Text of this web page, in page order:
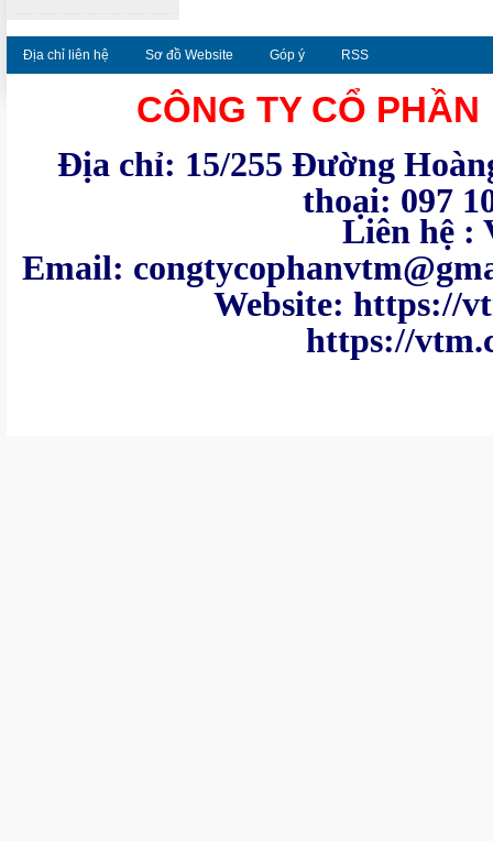
Địa chỉ liên hệ Sơ đồ Website Góp ý RSS
CÔNG TY CỔ
Địa chỉ: 15/255 Đường
thoại: 097
Liên hệ : VTM -
Email:
Website:
https://